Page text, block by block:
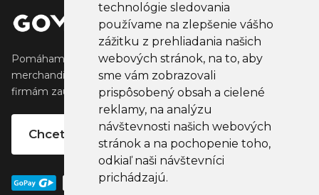
technológie sledovania
používame na zlepšenie vášho
zážitku z prehliadania našich
webových stránok, na to, aby
sme vám zobrazovali
prispôsobený obsah a cielené
reklamy, na analýzu
návštevnosti našich webových
stránok a na pochopenie toho,
odkiaľ naši návštevníci
prichádzajú.
Pomáhame tvorcom vytvárať a predávať obľúbený
merchandise, ktorý oslovuje ich fanúšikov. Pomáhame
firmám zaujať ich klientov, partnertov a zamestnancov.
Chcete vlastný merchandise?